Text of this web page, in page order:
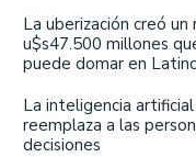
La uberización creó
u$s47.500 millones
puede domar en
La inteligencia
reemplaza a las
decisiones